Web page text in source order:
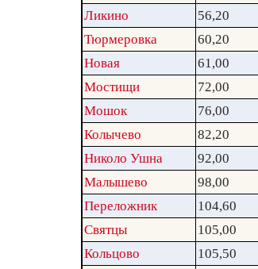
Ликино
56,20
Тюрмеровка
60,20
Новая
61,00
Мостищи
72,00
Мошок
76,00
Колычево
82,20
Николо Ушна
92,00
Малышево
98,00
Переложник
104,60
Святцы
105,00
Кольцово
105,50